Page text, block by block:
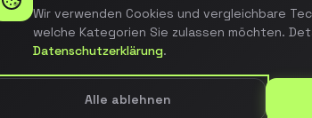
Wir verwenden Cookies und vergleichbare
welche Kategorien Sie zulassen möchten.
Datenschutzerklärung.
Alle ablehnen